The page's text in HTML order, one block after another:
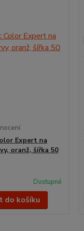
Expert na
oranž, šířka 50
Dostupné
do košíku